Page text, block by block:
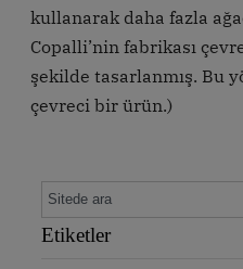
kullanarak daha fazla
Copalli’nin fabrikası
şekilde tasarlanmış. Bu
çevreci bir ürün.)
Etiketler